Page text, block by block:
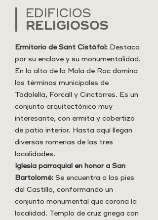
EDIFICIOS
RELIGIOSOS
Ermitorio de Sant Cistòfol: Destaca
por su enclave y su monumentalidad.
En lo alto de la Mola de Roc domina
los términos municipales de
Todolella, Forcall y Cinctorres. Es un
conjunto arquitectónico muy
interesante, con ermita y cobertizo
de patio interior. Hasta aquí llegan
diversas romerías de las tres
localidades.
Iglesia parroquial en honor a San
Bartolomé: Se encuentra a los pies
del Castillo, conformando un
conjunto monumental que corona la
localidad. Templo de cruz griega con